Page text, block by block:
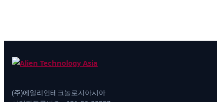
(주)에일리언테크놀로지아시아